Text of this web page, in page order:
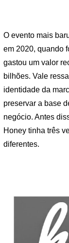
O evento mais
em 2020, quando
gastou um valor
bilhões. Vale
identidade da
preservar a base
negócio. Antes
Honey tinha três
diferentes.